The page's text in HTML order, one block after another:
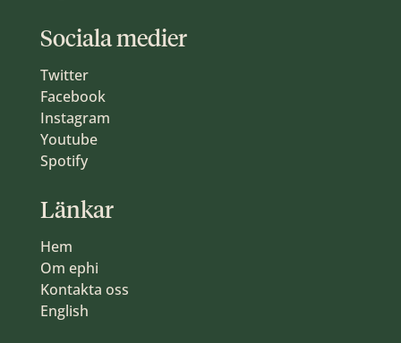
Sociala medier
Twitter
Facebook
Instagram
Youtube
Spotify
Länkar
Hem
Om ephi
Kontakta oss
English